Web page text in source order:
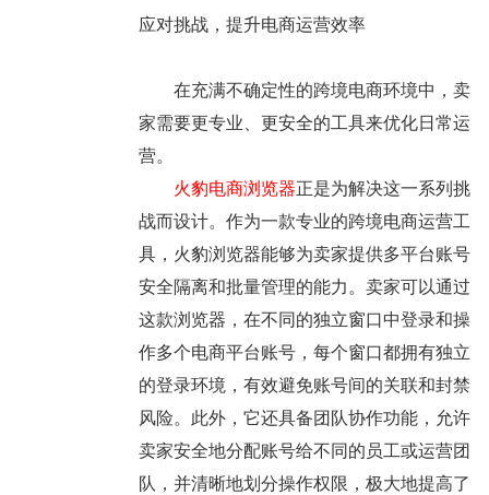
应对挑战，提升电商运营效率
在充满不确定性的跨境电商环境中，卖
家需要更专业、更安全的工具来优化日常运
营。
火豹电商浏览器正是为解决这一系列挑
战而设计。作为一款专业的跨境电商运营工
具，火豹浏览器能够为卖家提供多平台账号
安全隔离和批量管理的能力。卖家可以通过
这款浏览器，在不同的独立窗口中登录和操
作多个电商平台账号，每个窗口都拥有独立
的登录环境，有效避免账号间的关联和封禁
风险。此外，它还具备团队协作功能，允许
卖家安全地分配账号给不同的员工或运营团
队，并清晰地划分操作权限，极大地提高了